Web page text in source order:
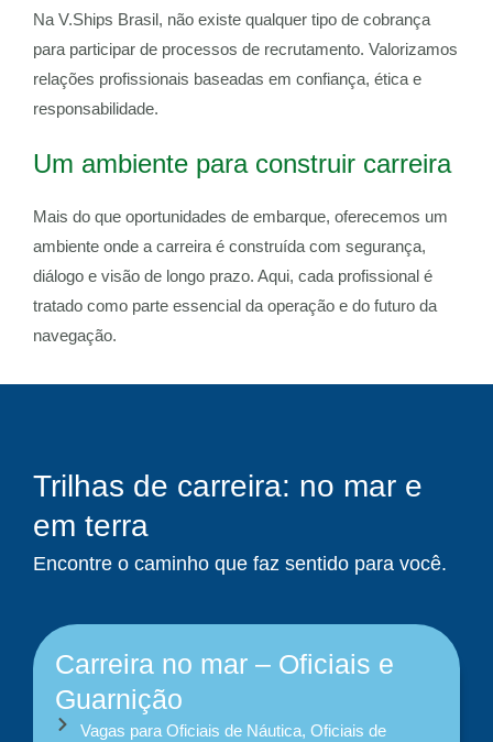
Na V.Ships Brasil, não existe qualquer tipo de cobrança
para participar de processos de recrutamento. Valorizamos
relações profissionais baseadas em confiança, ética e
responsabilidade.
Um ambiente para construir carreira
Mais do que oportunidades de embarque, oferecemos um
ambiente onde a carreira é construída com segurança,
diálogo e visão de longo prazo. Aqui, cada profissional é
tratado como parte essencial da operação e do futuro da
navegação.
Trilhas de carreira: no mar e
em terra
Encontre o caminho que faz sentido para você.
Carreira no mar – Oficiais e
Guarnição
Vagas para Oficiais de Náutica, Oficiais de